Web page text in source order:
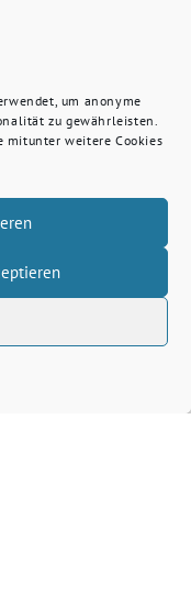
um anonyme
zu gewährleisten.
mitunter weitere Cookies